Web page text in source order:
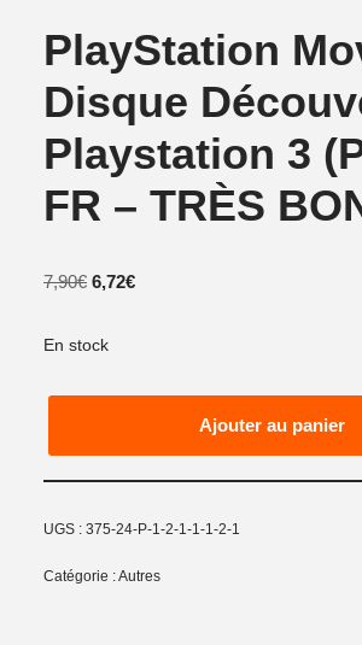
PlayStation
Disque
Playstation 3
FR – TRÈS
7,90€ 6,72€
En stock
Ajouter au panier
UGS :375-24-P-1-2-1-1-1-2-1
Catégorie :Autres